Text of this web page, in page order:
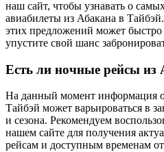
наш сайт, чтобы узнавать о
авиабилеты из Абакана в
этих предложений может быстро
упустите свой шанс
Есть ли ночные рейсы из
На данный момент информация
Тайбэй может варьироваться в
и сезона. Рекомендуем
нашем сайте для получения
рейсам и доступным временам